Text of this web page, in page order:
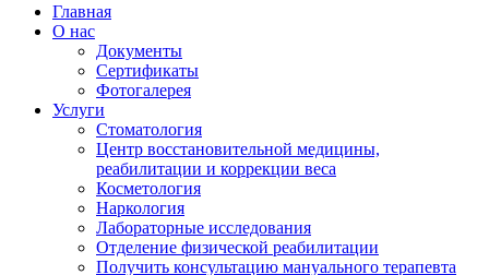
Главная
О нас
Документы
Сертификаты
Фотогалерея
Услуги
Стоматология
Центр восстановительной медицины,
реабилитации и коррекции веса
Косметология
Наркология
Лабораторные исследования
Отделение физической реабилитации
Получить консультацию мануального терапевта